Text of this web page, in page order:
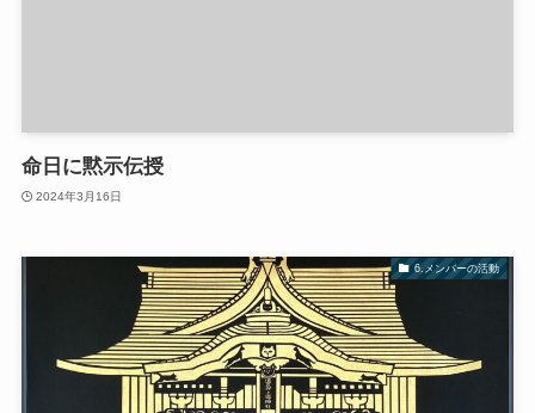
命日に黙示伝授
2024年3月16日
6.メンバーの活動